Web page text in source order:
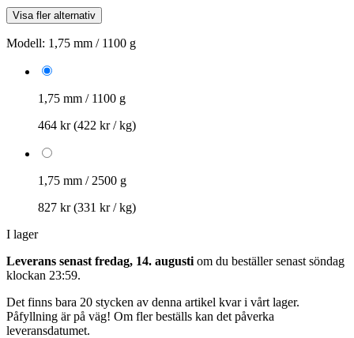
Visa fler alternativ
Modell: 1,75 mm / 1100 g
1,75 mm / 1100 g
464 kr(422 kr / kg)
1,75 mm / 2500 g
827 kr(331 kr / kg)
I lager
Leverans senast fredag, 14. augusti om du beställer senast söndag
klockan 23:59.
Det finns bara 20 stycken av denna artikel kvar i vårt lager.
Påfyllning är på väg! Om fler beställs kan det påverka
leveransdatumet.